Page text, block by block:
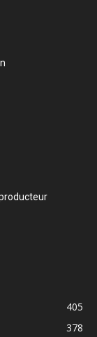
André_19 janvier2020
André_19 janvier2020
405
378